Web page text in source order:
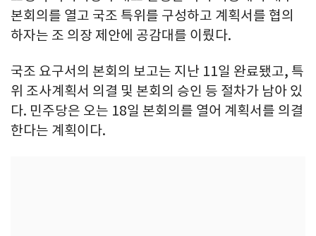
본회의를 열고 국조 특위를 구성하고 계획서를 협의
하자는 조 의장 제안에 공감대를 이뤘다.
국조 요구서의 본회의 보고는 지난 11일 완료됐고, 특
위 조사계획서 의결 및 본회의 승인 등 절차가 남아 있
다. 민주당은 오는 18일 본회의를 열어 계획서를 의결
한다는 계획이다.